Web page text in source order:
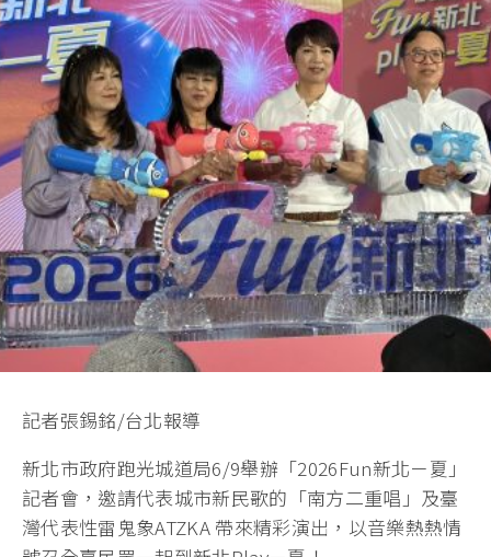
記者張錫銘/台北報導
新北市政府跑光城道局6/9舉辦「2026Fun新北ㄧ夏」
記者會，邀請代表城市新民歌的「南方二重唱」及臺
灣代表性雷鬼象ATZKA 帶來精彩演出，以音樂熱熱情